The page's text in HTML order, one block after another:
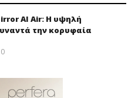
AI Air: Η υψηλή
την κορυφαία
0